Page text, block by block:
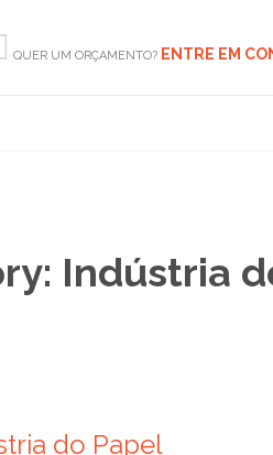
QUER UM ORÇAMENTO? ENTRE EM
Indústria
do Papel